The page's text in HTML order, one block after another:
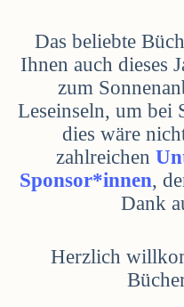
Das beliebte
Ihnen auch dieses
zum
Leseinseln, um bei
dies wäre
zahlreichen
Sponsor*innen,
Dank
Herzlich